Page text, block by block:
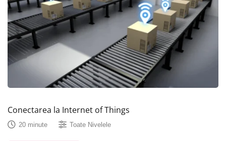
Conectarea la Internet of Things
20 minute Toate Nivelele